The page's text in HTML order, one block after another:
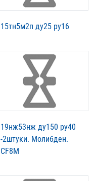
15тн5м2п ду25 ру16
19нж53нж ду150 ру40
-2штуки. Молибден.
CF8M